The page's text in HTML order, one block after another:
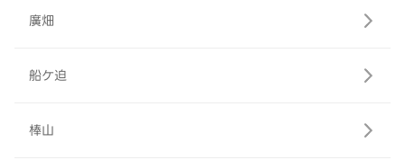
廣畑
船ケ迫
棒山